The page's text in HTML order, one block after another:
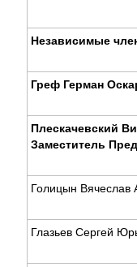
Независимые
Греф Герман
Плескачевский
Заместитель
Голицын Вячеслав
Глазьев Сергей